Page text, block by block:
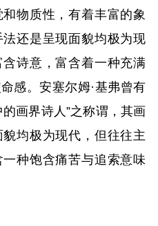
物质性，有着丰富的象
还是呈现面貌均极为现
诗意，富含着一种充满
感。安塞尔姆·基弗曾有
画界诗人”之称谓，其画
均极为现代，但往往主
种饱含痛苦与追索意味